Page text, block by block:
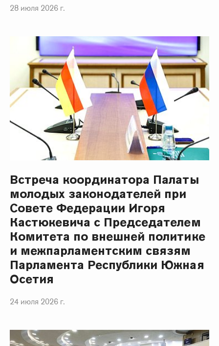
28 июля 2026 г.
Встреча координатора Палаты
молодых законодателей при
Совете Федерации Игоря
Кастюкевича с Председателем
Комитета по внешней политике
и межпарламентским связям
Парламента Республики Южная
Осетия
24 июля 2026 г.